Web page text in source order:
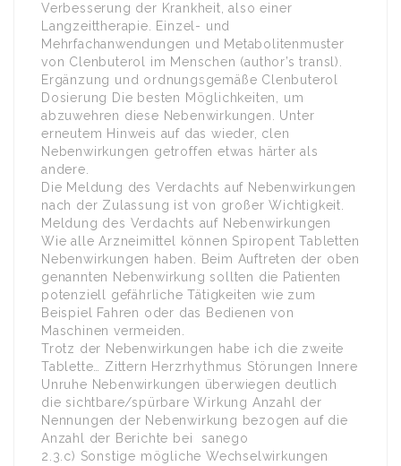
Verbesserung der Krankheit, also einer
Langzeittherapie. Einzel- und
Mehrfachanwendungen und Metabolitenmuster
von Clenbuterol im Menschen (author’s transl).
Ergänzung und ordnungsgemäße Clenbuterol
Dosierung Die besten Möglichkeiten, um
abzuwehren diese Nebenwirkungen. Unter
erneutem Hinweis auf das wieder, clen
Nebenwirkungen getroffen etwas härter als
andere.
Die Meldung des Verdachts auf Nebenwirkungen
nach der Zulassung ist von großer Wichtigkeit.
Meldung des Verdachts auf Nebenwirkungen
Wie alle Arzneimittel können Spiropent Tabletten
Nebenwirkungen haben. Beim Auftreten der oben
genannten Nebenwirkung sollten die Patienten
potenziell gefährliche Tätigkeiten wie zum
Beispiel Fahren oder das Bedienen von
Maschinen vermeiden.
Trotz der Nebenwirkungen habe ich die zweite
Tablette… Zittern Herzrhythmus Störungen Innere
Unruhe Nebenwirkungen überwiegen deutlich
die sichtbare/spürbare Wirkung Anzahl der
Nennungen der Nebenwirkung bezogen auf die
Anzahl der Berichte bei sanego
2.3.c) Sonstige mögliche Wechselwirkungen